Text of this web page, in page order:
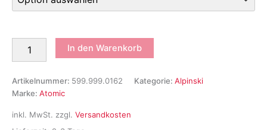
Q
PRO
incl
Atomic
In den Warenkorb
Artikelnummer: 599.999.0162 Kategorie: Alpinski
Marke: Atomic
inkl. MwSt. zzgl. Versandkosten